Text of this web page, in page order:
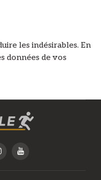
les indésirables. En
données de vos